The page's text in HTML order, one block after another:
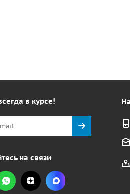
в курсе!
на связи